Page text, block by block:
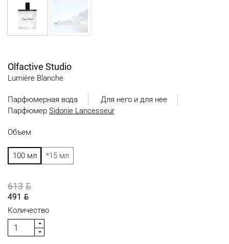
Olfactive Studio
Lumière Blanche
Парфюмерная вода
Для него и для нее
Парфюмер Sidonie Lancesseur
Объем
100 мл *15 мл
613 BYN
491 BYN
Количество